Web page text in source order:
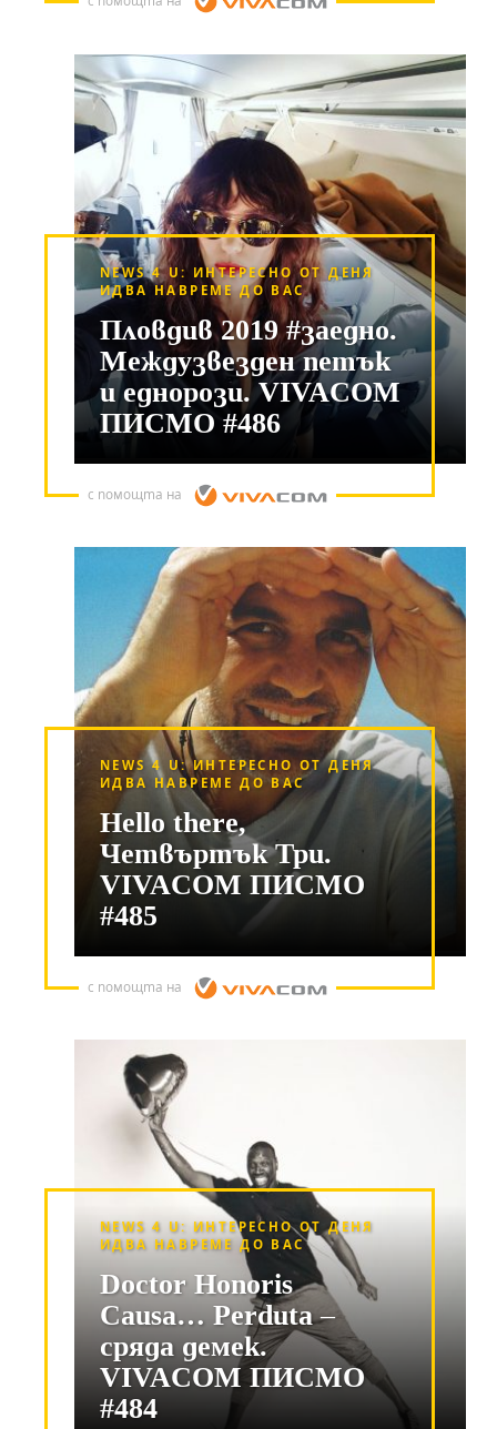
NEWS 4 U: ИНТЕРЕСНО ОТ ДЕНЯ
ИДВА НАВРЕМЕ ДО ВАС
Пловдив 2019 #заедно.
Междузвезден петък
и еднорози. VIVACOM
ПИСМО #486
с помощта на
NEWS 4 U: ИНТЕРЕСНО ОТ ДЕНЯ
ИДВА НАВРЕМЕ ДО ВАС
Hello there,
Четвъртък Три.
VIVACOM ПИСМО
#485
с помощта на
NEWS 4 U: ИНТЕРЕСНО ОТ ДЕНЯ
ИДВА НАВРЕМЕ ДО ВАС
Doctor Honoris
Causa… Perduta –
сряда демек.
VIVACOM ПИСМО
#484